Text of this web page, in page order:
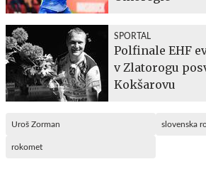
SPORTAL
Polfinale EHF
v Zlatorogu
Kokšarovu
Uroš Zorman slovenska
rokomet